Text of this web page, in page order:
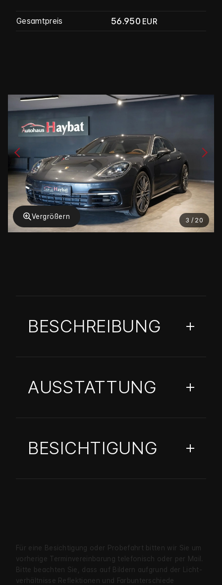
Gesamtpreis 56.950 EUR
3 / 20
Vergrößern
BESCHREIBUNG
AUSSTATTUNG
BESICHTIGUNG
Für eine Besichtigung oder Probe­fahrt bitten wir Sie um
vorherige Termin­verein­barung telefonisch oder per Mail.
Bitte beachten Sie, dass auf Bildern aufgrund der Licht­
verhältnisse Reflekt­ionen und Farb­unter­schiede